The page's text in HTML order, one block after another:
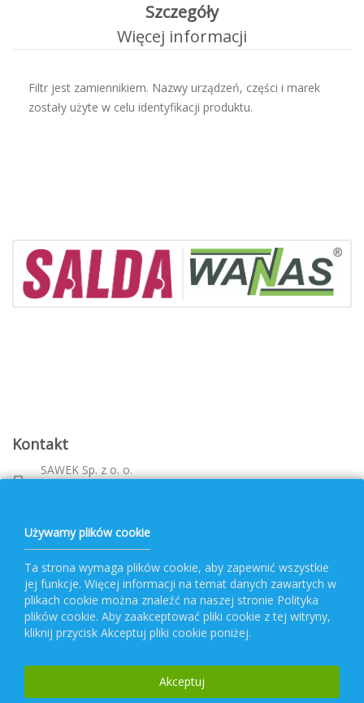
Szczegóły
Więcej informacji
Filtr jest zamiennikiem. Nazwy urządzeń, części i marek
zostały użyte w celu identyfikacji produktu.
Kontakt
SAWEK Sp. z o. o.
Metalowca 26, 39-460 Nowa Dęba
+ 48 796 477 417
Obsługa PVF
Popularne kategorie
Używamy plików cookie
Ta strona wymaga plików cookie, aby zapewnić wszystkie
jej funkcje. Więcej informacji na temat danych zawartych w
plikach cookie można znaleźć na naszej stronie Polityka
plików cookie. Aby zaakceptować pliki cookie z tej witryny,
kliknij przycisk Akceptuj pliki cookie poniżej.
Akceptuj